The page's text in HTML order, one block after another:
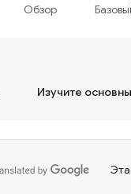
Обзор
Изучите